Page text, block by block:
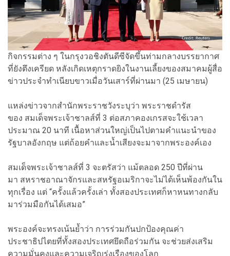
กิจกรรมต่าง ๆ ในกรุงวอชิงตันดีซีจัดขึ้นท่ามกลางบรรยากาศ
ที่ยังตึงเครียด หลังเกิดเหตุกราดยิงในงานเลี้ยงของสมาคมผู้สื่อ
ข่าวประจำทำเนียบขาวเมื่อวันเสาร์ที่ผ่านมา (25 เมษายน)
แหล่งข่าวจากสำนักพระราชวังระบุว่า พระราชดำรัส
ของ สมเด็จพระเจ้าชาลส์ที่ 3 ต่อสภาคองเกรสจะใช้เวลา
ประมาณ 20 นาที เนื้อหาส่วนใหญ่เป็นไปตามคำแนะนำของ
รัฐบาลอังกฤษ แต่ถ้อยคำและน้ำเสียงจะมาจากพระองค์เอง
สมเด็จพระเจ้าชาลส์ที่ 3 จะตรัสว่า แม้ตลอด 250 ปีที่ผ่าน
มา สหราชอาณาจักรและสหรัฐอเมริกาจะไม่ได้เห็นพ้องกันใน
ทุกเรื่อง แต่ “ครั้งแล้วครั้งเล่า ทั้งสองประเทศก็หาหนทางกลับ
มาร่วมมือกันได้เสมอ”
พระองค์จะทรงเน้นย้ำว่า การร่วมกันปกป้องคุณค่า
ประชาธิปไตยที่ทั้งสองประเทศยึดถือร่วมกัน จะช่วยส่งเสริม
ความมั่นคงและความเจริญรุ่งเรืองของโลก